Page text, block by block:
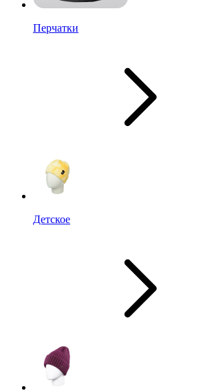
Перчатки
Детское